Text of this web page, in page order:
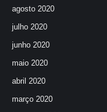
agosto 2020
julho 2020
junho 2020
maio 2020
abril 2020
março 2020